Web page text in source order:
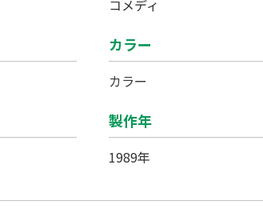
コメディ
カラー
カラー
製作年
1989年